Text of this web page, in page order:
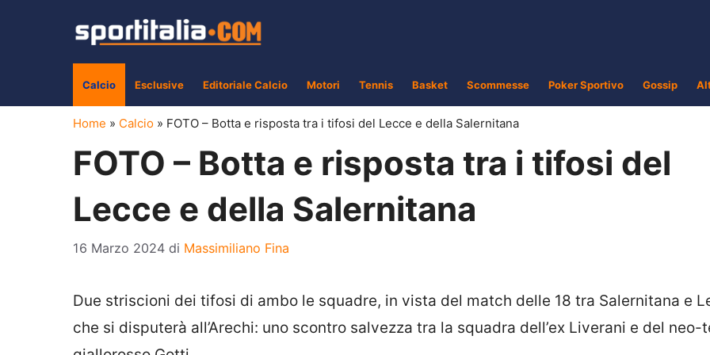
Calcio Esclusive Editoriale Calcio Motori Tennis Basket Scommesse Poker Sportivo Gossip
Home » Calcio » FOTO – Botta e risposta tra i tifosi del Lecce e della Salernitana
FOTO – Botta e risposta tra i tifosi del
Lecce e della Salernitana
16 Marzo 2024 di Massimiliano Fina
Due striscioni dei tifosi di ambo le squadre, in vista del match delle 18 tra Salernitana e
che si disputerà all’Arechi: uno scontro salvezza tra la squadra dell’ex Liverani e del neo-